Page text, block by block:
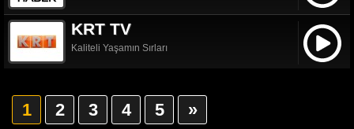
KRT TV
Kaliteli Yaşamın Sırları
1 2 3 4 5 »